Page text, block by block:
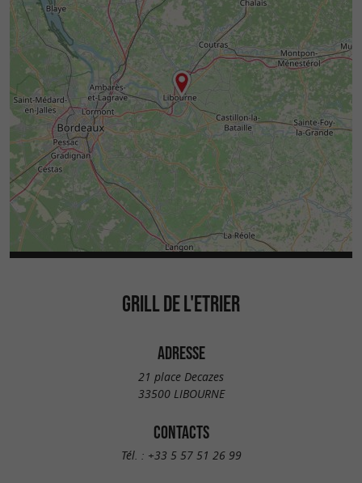
GRILL DE L'ETRIER
ADRESSE
21 place Decazes
33500 LIBOURNE
CONTACTS
Tél. : +33 5 57 51 26 99